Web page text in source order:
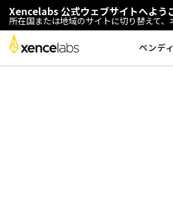
Xencelabs 公式ウェブサイトへよう
所在国または地域のサイトに切り替えて
ペンデ